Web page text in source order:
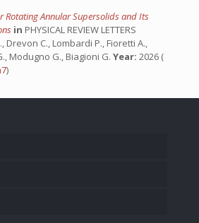
Rotating Annular Supersolids and Its
in PHYSICAL REVIEW LETTERS
Drevon C., Lombardi P., Fioretti A.,
Modugno G., Biagioni G. Year: 2026 (
)